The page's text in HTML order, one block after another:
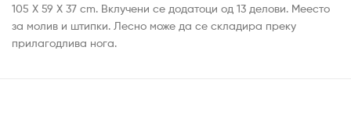
105 X 59 X 37 cm. Вклучени се додатоци од 13 делови. Меесто
за молив и штипки. Лесно може да се складира преку
прилагодлива нога.